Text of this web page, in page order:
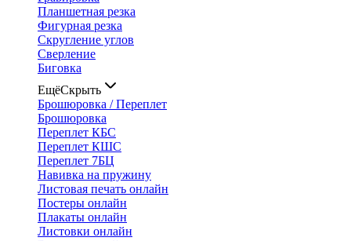
Планшетная резка
Фигурная резка
Скругление углов
Сверление
Биговка
ЕщёСкрыть
Брошюровка / Переплет
Брошюровка
Переплет КБС
Переплет КШС
Переплет 7БЦ
Навивка на пружину
Листовая печать онлайн
Постеры онлайн
Плакаты онлайн
Листовки онлайн